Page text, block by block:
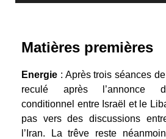
Matières premières
Energie : Après trois séances
reculé après l’annonce
conditionnel entre Israël et le
pas vers des discussions
l’Iran. La trêve reste